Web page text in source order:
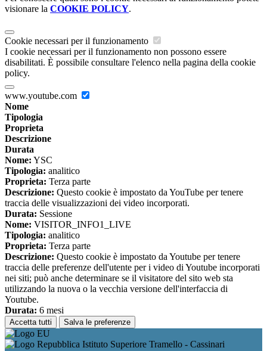
visionare la COOKIE POLICY.
Cookie necessari per il funzionamento
I cookie necessari per il funzionamento non possono essere
disabilitati. È possibile consultare l'elenco nella pagina della cookie
policy.
www.youtube.com
Nome
Tipologia
Proprieta
Descrizione
Durata
Nome: YSC
Tipologia: analitico
Proprieta: Terza parte
Descrizione: Questo cookie è impostato da YouTube per tenere
traccia delle visualizzazioni dei video incorporati.
Durata: Sessione
Nome: VISITOR_INFO1_LIVE
Tipologia: analitico
Proprieta: Terza parte
Descrizione: Questo cookie è impostato da Youtube per tenere
traccia delle preferenze dell'utente per i video di Youtube incorporati
nei siti; può anche determinare se il visitatore del sito web sta
utilizzando la nuova o la vecchia versione dell'interfaccia di
Youtube.
Durata: 6 mesi
Accetta tutti Salva le preferenze
Istituto Superiore Tramello - Cassinari